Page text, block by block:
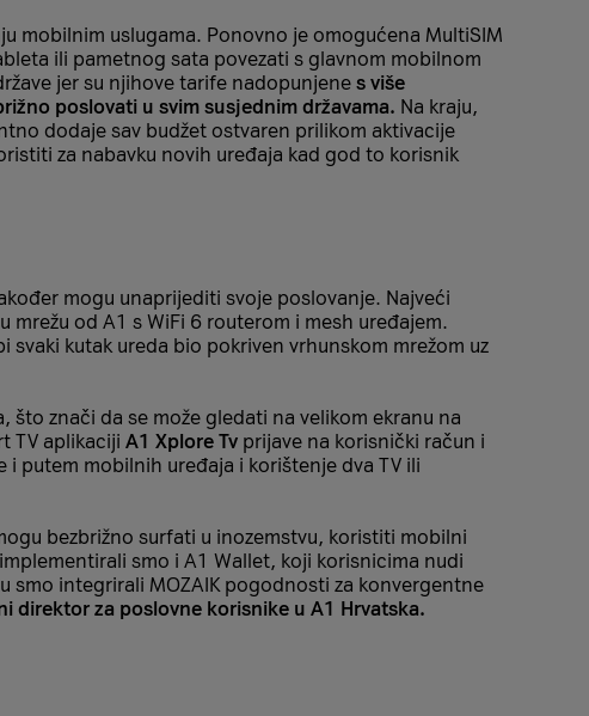
mobilnim uslugama. Ponovno je omogućena MultiSIM
ili pametnog sata povezati s glavnom mobilnom
jer su njihove tarife nadopunjene s više
poslovati u svim susjednim državama. Na kraju,
dodaje sav budžet ostvaren prilikom aktivacije
za nabavku novih uređaja kad god to korisnik
mogu unaprijediti svoje poslovanje. Najveći
od A1 s WiFi 6 routerom i mesh uređajem.
kutak ureda bio pokriven vrhunskom mrežom uz
znači da se može gledati na velikom ekranu na
TV aplikaciji A1 Xplore Tv prijave na korisnički račun i
i putem mobilnih uređaja i korištenje dva TV ili
bezbrižno surfati u inozemstvu, koristiti mobilni
smo i A1 Wallet, koji korisnicima nudi
integrirali MOZAIK pogodnosti za konvergentne
direktor za poslovne korisnike u A1 Hrvatska.